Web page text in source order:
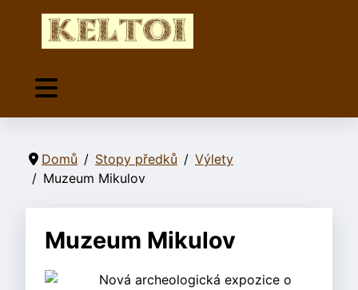
Domů Stopy předků
Výlety
Muzeum Mikulov
Muzeum Mikulov
Nová archeologická expozice o